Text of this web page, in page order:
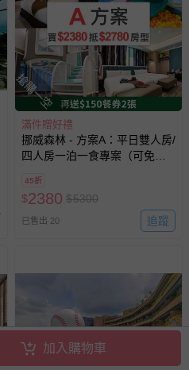
搶購一空
滿件贈好禮
挪威森林 - 方案A：平日雙人房/
四人房一泊一食專案（可免費
張『價值$150』餐券,贈品效期
至27/5/20）-無使用期限
45折
$2380 $5300
已售出 20 追蹤
加入購物車